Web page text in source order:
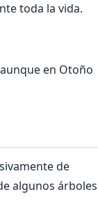
toda la vida.
en Otoño
de
algunos árboles